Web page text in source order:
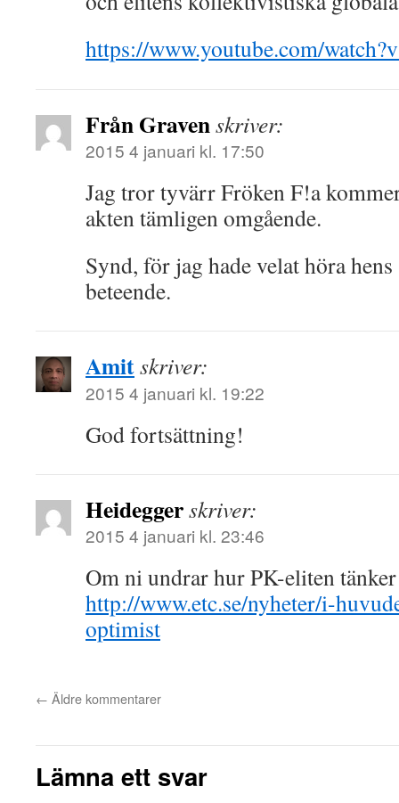
https://www.youtube.com/
Från Gravenskriver:
2015 4 januari kl. 17:50
Jag tror tyvärr Fröken F!a
akten tämligen omgående.
Synd, för jag hade velat höra
beteende.
Amitskriver:
2015 4 januari kl. 19:22
God fortsättning!
Heideggerskriver:
2015 4 januari kl. 23:46
Om ni undrar hur PK-eliten
http://www.etc.se/nyheter/i-
optimist
← Äldre kommentarer
Lämna ett svar